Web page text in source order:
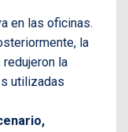
en las oficinas.
la
la
utilizadas